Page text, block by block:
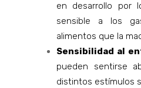
en desarrollo por
sensible a los
alimentos que la
Sensibilidad al
pueden sentirse
distintos estímulos